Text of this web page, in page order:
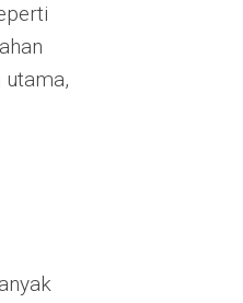
utama,